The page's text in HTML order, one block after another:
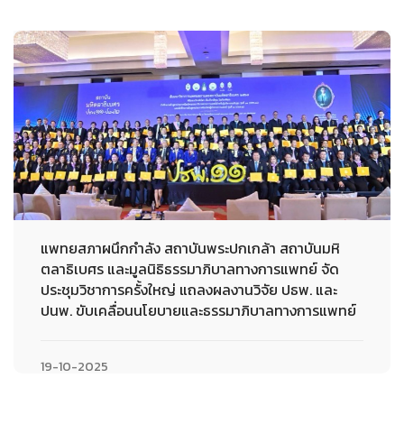
แพทยสภาผนึกกำลัง สถาบันพระปกเกล้า สถาบันมหิ
ตลาธิเบศร และมูลนิธิธรรมาภิบาลทางการแพทย์ จัด
ประชุมวิชาการครั้งใหญ่ แถลงผลงานวิจัย ปธพ. และ
ปนพ. ขับเคลื่อนนโยบายและธรรมาภิบาลทางการแพทย์
19-10-2025